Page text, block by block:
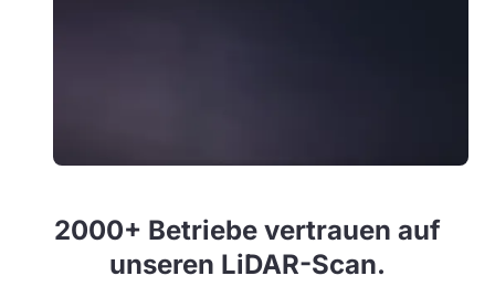
2000+ Betriebe vertrauen auf
unseren LiDAR-Scan.